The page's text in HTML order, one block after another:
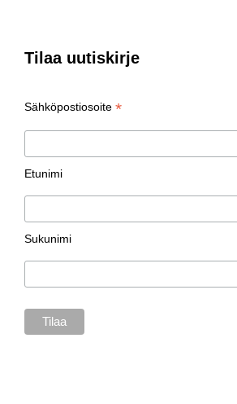
Tilaa uutiskirje
Sähköpostiosoite*
Etunimi
Sukunimi